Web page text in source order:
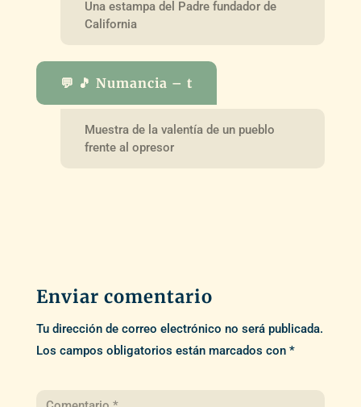
Una estampa del Padre fundador de
California
💬 🎵 Numancia – t
Muestra de la valentía de un pueblo
frente al opresor
Enviar comentario
Tu dirección de correo electrónico no será publicada.
Los campos obligatorios están marcados con *